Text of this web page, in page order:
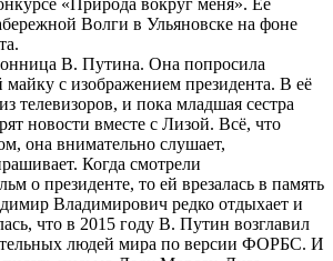
«Природа вокруг меня». Её
Волги в Ульяновске на фоне
В. Путина. Она попросила
майку с изображением президента. В её
телевизоров, и пока младшая сестра
новости вместе с Лизой. Всё, что
она внимательно слушает,
Когда смотрели
о президенте, то ей врезалась в память
Владимирович редко отдыхает и
что в 2015 году В. Путин возглавил
людей мира по версии ФОРБС. И